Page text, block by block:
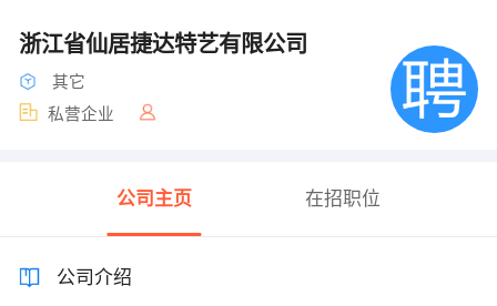
浙江省仙居捷达特艺有限公司
其它
私营企业
公司主页 在招职位
公司介绍